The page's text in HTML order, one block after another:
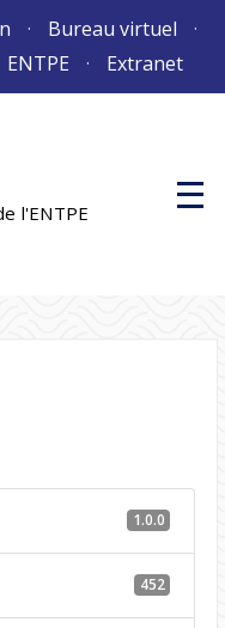
Bureau virtuel
ENTPE Extranet
l'ENTPE
M
e
1.0.0
452